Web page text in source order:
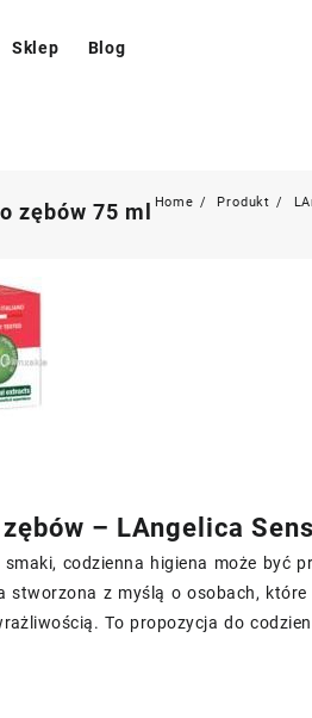
Sklep Blog
zębów 75 ml Home Produkt
– LAngelica
codzienna higiena może być
stworzona z myślą o osobach,
To propozycja do